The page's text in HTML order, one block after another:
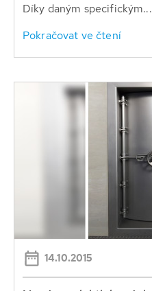
Díky daným specifickým...
Pokračovat ve čtení
14.10.2015